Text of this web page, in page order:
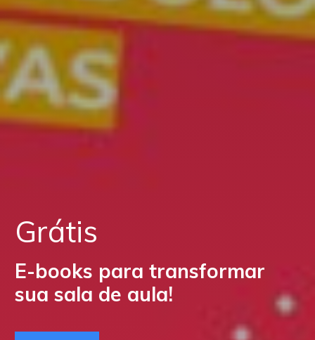
Grátis
E-books para transformar
sua sala de aula!